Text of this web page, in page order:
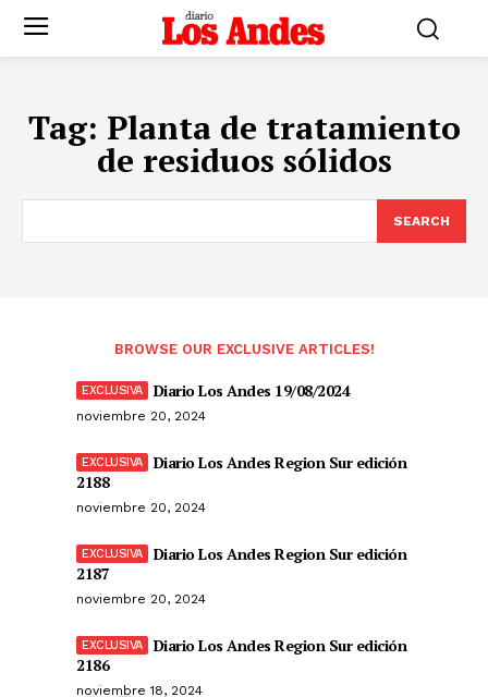
Tag: Planta de tratamiento
de residuos sólidos
SEARCH
BROWSE OUR EXCLUSIVE ARTICLES!
Diario Los Andes 19/08/2024
noviembre 20, 2024
Diario Los Andes Region Sur edición
2188
noviembre 20, 2024
Diario Los Andes Region Sur edición
2187
noviembre 20, 2024
Diario Los Andes Region Sur edición
2186
noviembre 18, 2024